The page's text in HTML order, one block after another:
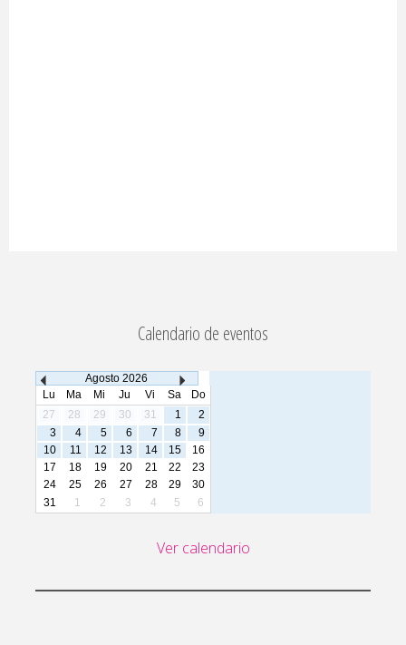
Calendario de eventos
Agosto 2026
Lu
Ma Mi Ju Vi Sa
Do
27
28 29 30 31 1
2
3
4 5 6 7 8
9
10
11 12 13 14 15
16
17
18 19 20 21 22
23
24
25 26 27 28 29
30
31
1 2 3 4 5 6
Ver calendario